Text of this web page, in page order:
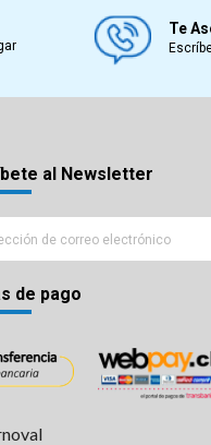
Te
al Newsletter
de pago